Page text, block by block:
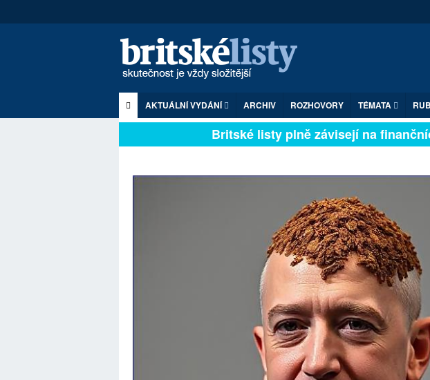
AKTUÁLNÍ VYDÁNÍ ARCHIV ROZHOVORY TÉMATA
Britské listy plně závisejí na